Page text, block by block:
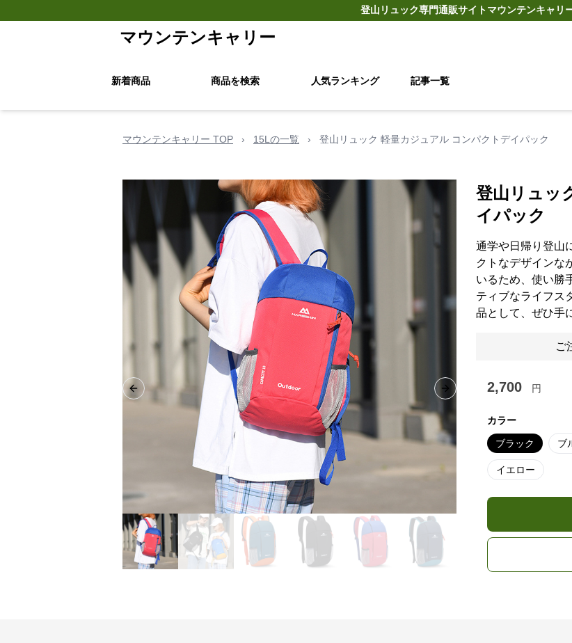
登山リュック専門通販サイトマウンテンキャリ
マウンテンキャリー
新着商品 商品を検索 人気ランキング 記事一覧
マウンテンキャリー TOP › 15Lの一覧 › 登山リュック 軽量カジュアル コンパクトデイパック
Previous slide Next slide
登山リュッ
イパック
通学や日帰り登山
クトなデザインな
いるため、使い勝
ティブなライフス
品として、ぜひ手
ご
2,700 円
カラー
ブラック ブ
イエロー